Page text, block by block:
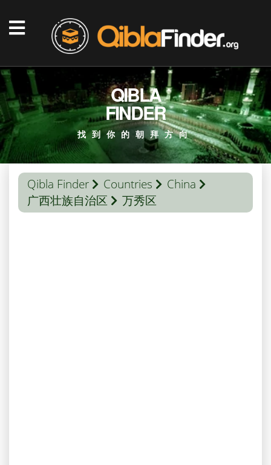
QIBLA
FINDER
找到你的朝拜方向
Qibla Finder Countries
China
广西壮族自治区
万秀区